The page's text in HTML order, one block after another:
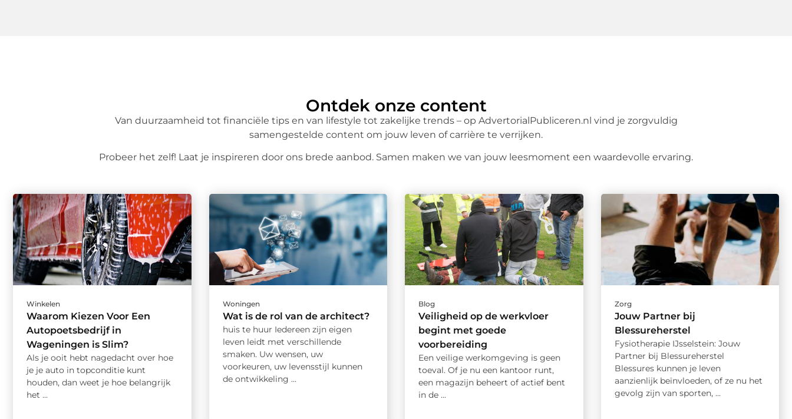
Ontdek onze content
Van duurzaamheid tot financiële tips en van lifestyle tot zakelijke trends – op AdvertorialPubliceren.nl vind je zorgvuldig
samengestelde content om jouw leven of carrière te verrijken.
Probeer het zelf! Laat je inspireren door ons brede aanbod. Samen maken we van jouw leesmoment een waardevolle ervaring.
Winkelen
Waarom Kiezen Voor Een
Autopoetsbedrijf in
Wageningen is Slim?
Als je ooit hebt nagedacht over hoe
je je auto in topconditie kunt
houden, dan weet je hoe belangrijk
het ...
Woningen
Wat is de rol van de architect?
huis te huur Iedereen zijn eigen
leven leidt met verschillende
smaken. Uw wensen, uw
voorkeuren, uw levensstijl kunnen
de ontwikkeling ...
Blog
Veiligheid op de werkvloer
begint met goede
voorbereiding
Een veilige werkomgeving is geen
toeval. Of je nu een kantoor runt,
een magazijn beheert of actief bent
in de ...
Zorg
Jouw Partner bij
Blessureherstel
Fysiotherapie IJsselstein: Jouw
Partner bij Blessureherstel
Blessures kunnen je leven
aanzienlijk beïnvloeden, of ze nu het
gevolg zijn van sporten, ...